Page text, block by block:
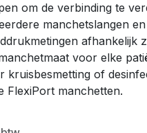
om de verbinding te
manchetslangen
afhankelijk
voor elke
kruisbesmetting of
FlexiPort manchetten.